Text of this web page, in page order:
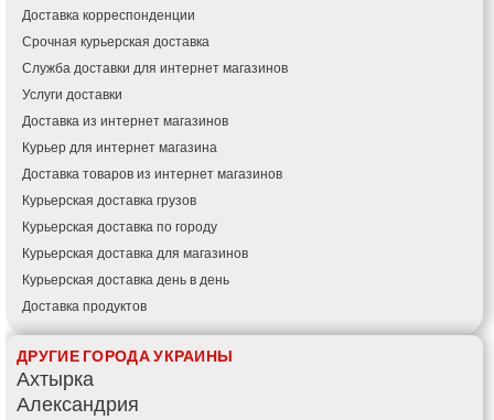
Доставка корреспонденции
Срочная курьерская доставка
Служба доставки для интернет магазинов
Услуги доставки
Доставка из интернет магазинов
Курьер для интернет магазина
Доставка товаров из интернет магазинов
Курьерская доставка грузов
Курьерская доставка по городу
Курьерская доставка для магазинов
Курьерская доставка день в день
Доставка продуктов
Купить и доставить
Обратная доставка
Быстрая курьерская доставка
Доставка за 60 минут
ДРУГИЕ ГОРОДА УКРАИНЫ
Ахтырка
Александрия